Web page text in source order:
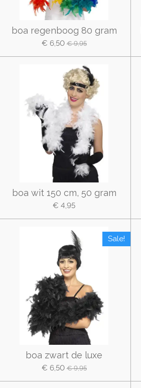
boa regenboog 80 gram
€ 6,50 € 9,95
boa wit 150 cm, 50 gram
€ 4,95
Sale!
boa zwart de luxe
€ 6,50 € 9,95